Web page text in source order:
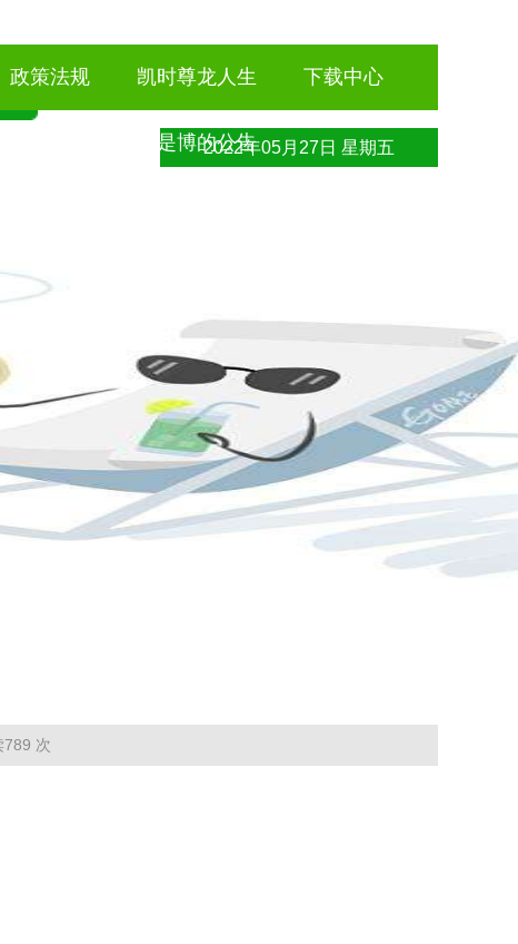
2022年05月27日 星期五
政策法规 凯时尊龙人生
就是博的公告
下载中心
789 次